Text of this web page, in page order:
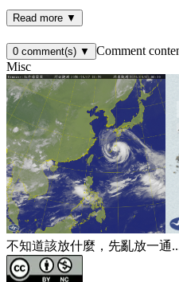
Read more ▼
0 comment(s) ▼
Comment
Misc
不知道該放什麼，先亂放一通